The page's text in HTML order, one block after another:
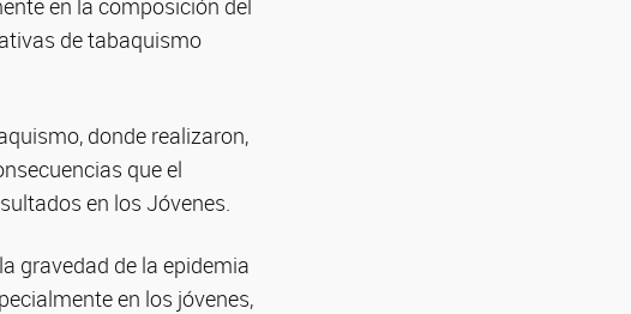
en la composición del
de tabaquismo
donde realizaron,
que el
en los Jóvenes.
gravedad de la epidemia
en los jóvenes,